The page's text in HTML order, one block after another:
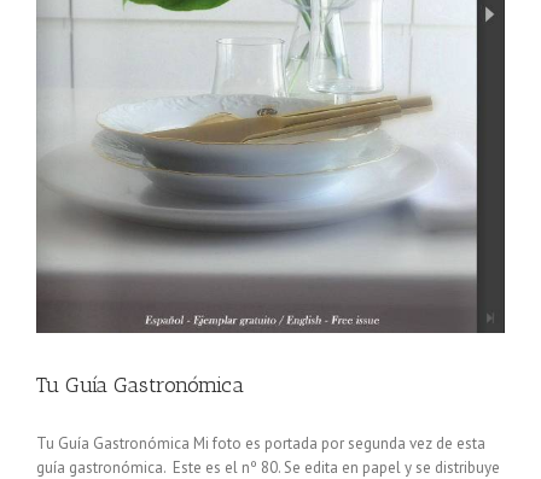
Tu Guía Gastronómica
Tu Guía Gastronómica Mi foto es portada por segunda vez de esta
guía gastronómica. Este es el nº 80. Se edita en papel y se distribuye